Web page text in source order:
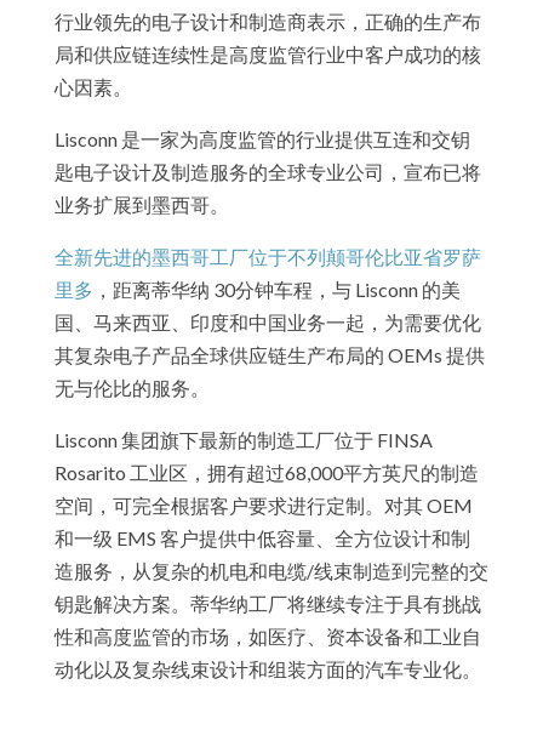
行业领先的电子设计和制造商表示，正确的生产布
局和供应链连续性是高度监管行业中客户成功的核
心因素。
Lisconn 是一家为高度监管的行业提供互连和交钥
匙电子设计及制造服务的全球专业公司，宣布已将
业务扩展到墨西哥。
全新先进的墨西哥工厂位于不列颠哥伦比亚省罗萨
里多 ，距离蒂华纳 30分钟车程，与 Lisconn 的美
国、马来西亚、印度和中国业务一起，为需要优化
其复杂电子产品全球供应链生产布局的 OEMs 提供
无与伦比的服务。
Lisconn 集团旗下最新的制造工厂位于 FINSA
Rosarito 工业区，拥有超过68,000平方英尺的制造
空间，可完全根据客户要求进行定制。对其 OEM
和一级 EMS 客户提供中低容量、全方位设计和制
造服务，从复杂的机电和电缆/线束制造到完整的交
钥匙解决方案。蒂华纳工厂将继续专注于具有挑战
性和高度监管的市场，如医疗、资本设备和工业自
动化以及复杂线束设计和组装方面的汽车专业化。